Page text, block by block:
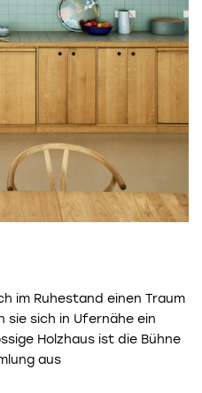
im Ruhestand einen Traum
sie sich in Ufernähe ein
Holzhaus ist die Bühne
aus